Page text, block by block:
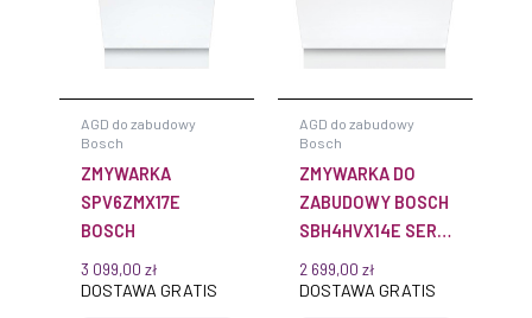
AGD do zabudowy
Bosch
ZMYWARKA
SPV6ZMX17E
BOSCH
3 099,00 zł
DOSTAWA GRATIS
AGD do zabudowy
Bosch
ZMYWARKA DO
ZABUDOWY BOSCH
SBH4HVX14E SERIE
4 60 CM W PEŁNI
ZINTEGROWANA
2 699,00 zł
DOSTAWA GRATIS